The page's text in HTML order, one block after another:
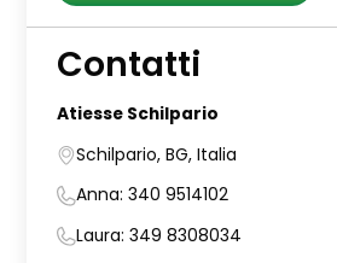
Contatti
Atiesse Schilpario
Schilpario, BG, Italia
Anna: 340 9514102
Laura: 349 8308034